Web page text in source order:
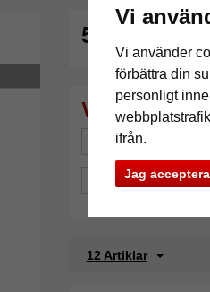
Vi
Vi använder
förbättra din
personligt
ifrån.
Jag
50x60 cm
Märke
Speciella egenskaper
12 Artiklar